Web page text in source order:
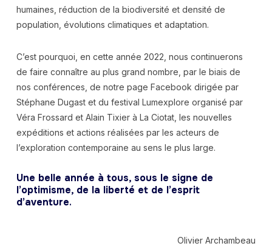
humaines, réduction de la biodiversité et densité de
population, évolutions climatiques et adaptation.
C’est pourquoi, en cette année 2022, nous continuerons
de faire connaître au plus grand nombre, par le biais de
nos conférences, de notre page Facebook dirigée par
Stéphane Dugast et du festival Lumexplore organisé par
Véra Frossard et Alain Tixier à La Ciotat, les nouvelles
expéditions et actions réalisées par les acteurs de
l’exploration contemporaine au sens le plus large.
Une belle année à tous, sous le signe de
l’optimisme, de la liberté et de l’esprit
d’aventure.
Olivier Archambeau